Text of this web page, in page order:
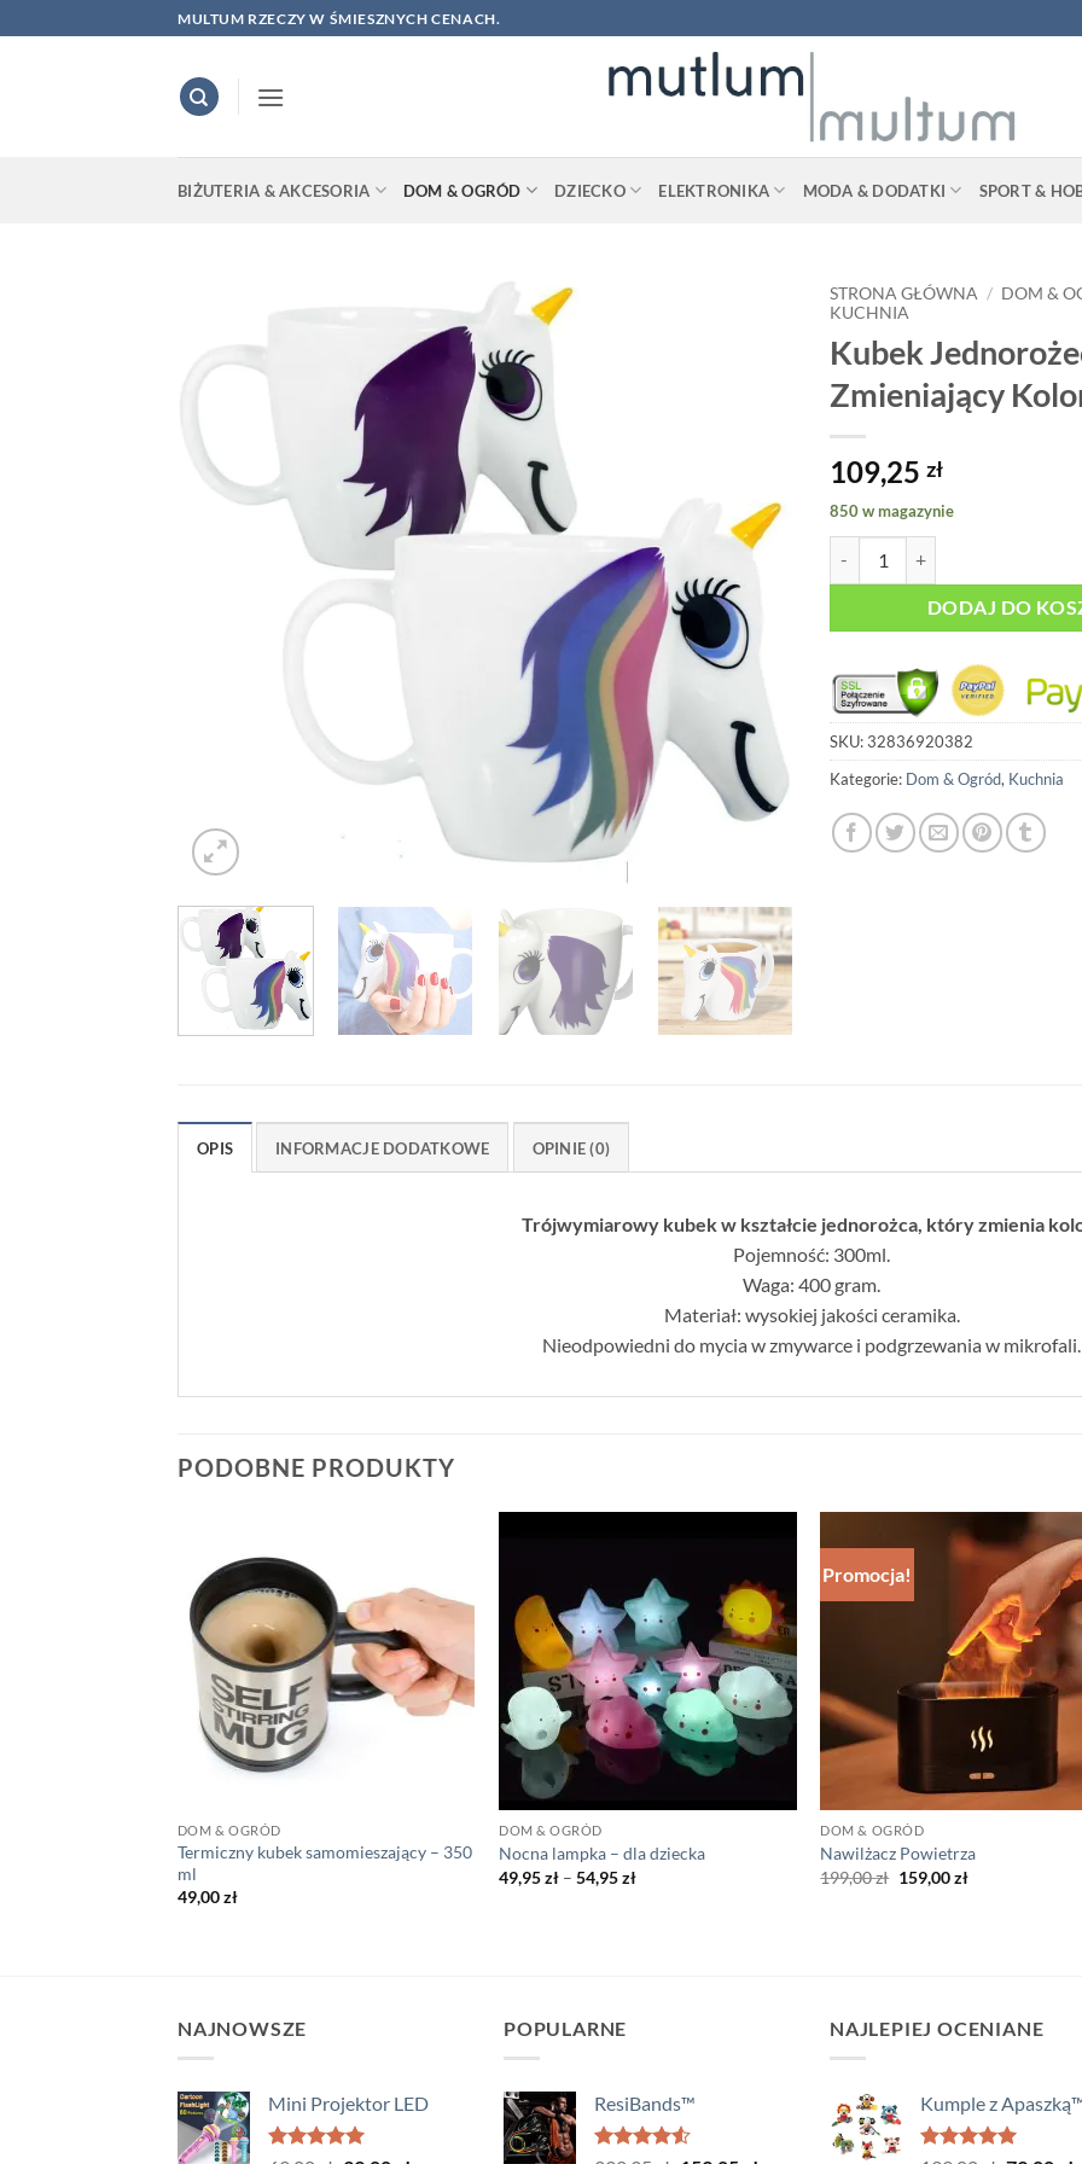
to
MULTUM RZECZY W ŚMIESZNYCH CENACH.
BIŻUTERIA & AKCESORIA DOM & OGRÓD DZIECKO ELEKTRONIKA MODA & DODATKI SPORT &
STRONA GŁÓWNA / DOM &
KUCHNIA
Kubek
Zmieniający
109,25 zł
850 w magazynie
DODAJ DO
SKU:32836920382
Kategorie: Dom & Ogród, Kuchnia
OPIS INFORMACJE DODATKOWE OPINIE (0)
Trójwymiarowy kubek w kształcie jednorożca, który zmienia
Pojemność: 300ml.
Waga: 400 gram.
Materiał: wysokiej jakości ceramika.
Nieodpowiedni do mycia w zmywarce i podgrzewania w mikrofali.
PODOBNE PRODUKTY
DOM & OGRÓD
Termiczny kubek samomieszający – 350
ml
49,00zł
DOM & OGRÓD
Nocna lampka – dla dziecka
49,95zł – 54,95złZakres
Promocja!
DOM & OGRÓD
Nawilżacz Powietrza
199,00zł Pierwotna
cena
159,00złAktualna
NAJNOWSZE
Mini Projektor LED
POPULARNE
ResiBands™
NAJLEPIEJ OCENIANE
Kumple z